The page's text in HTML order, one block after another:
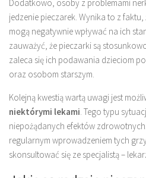
Dodatkowo, osoby z problemami
jedzenie pieczarek. Wynika to z
mogą negatywnie wpływać na ich
zauważyć, że pieczarki są
zaleca się ich podawania dzieciom
oraz osobom starszym.
Kolejną kwestią wartą uwagi jest
niektórymi lekami. Tego typu
niepożądanych efektów
regularnym wprowadzeniem tych
skonsultować się ze specjalistą –